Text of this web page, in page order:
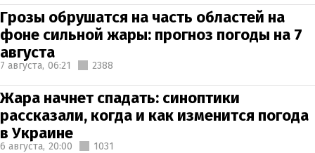
Грозы обрушатся на часть областей на
фоне сильной жары: прогноз погоды на 7
августа
7 августа, 06:21 2388
Жара начнет спадать: синоптики
рассказали, когда и как изменится погода
в Украине
6 августа, 20:00 1031